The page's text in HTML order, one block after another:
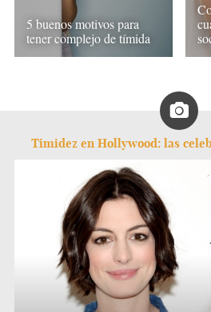
5 buenos motivos para
tener complejo de tímida
Timidez en Hollywood: las